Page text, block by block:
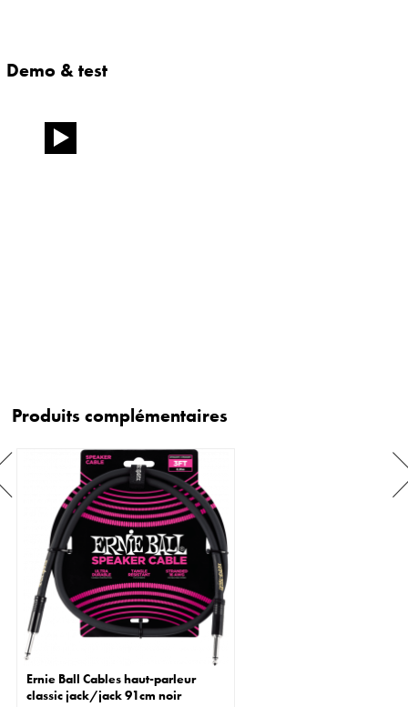
Demo & test
Produits complémentaires
Ernie Ball Cables haut-parleur
classic jack/jack 91cm noir